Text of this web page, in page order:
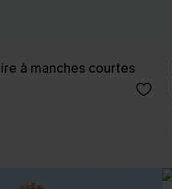
à manches courtes